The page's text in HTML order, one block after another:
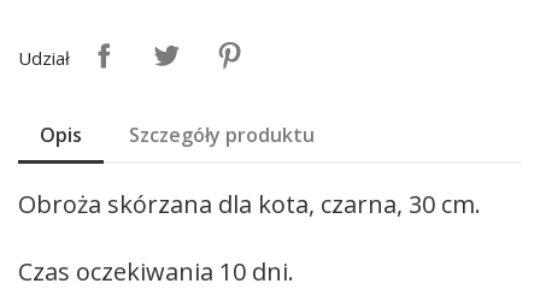
Udział
Opis Szczegóły produktu
Obroża skórzana dla kota, czarna, 30 cm.
Czas oczekiwania 10 dni.